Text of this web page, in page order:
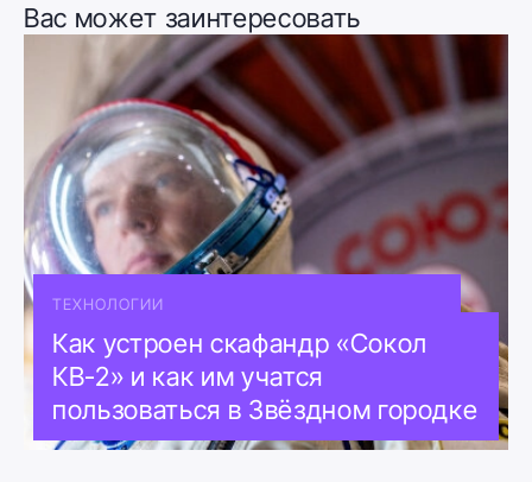
Вас может заинтересовать
ТЕХНОЛОГИИ
Как устроен скафандр «Сокол
КВ-2» и как им учатся
пользоваться в Звёздном городке